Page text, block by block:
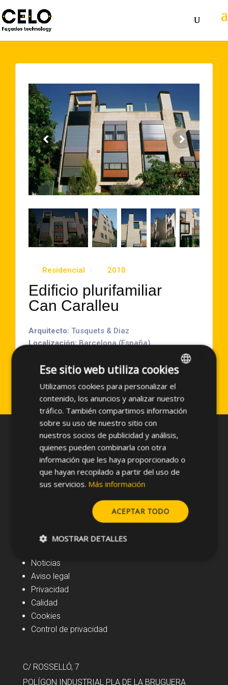
Residencial 2010
Edificio plurifamiliar
Can Caralleu
Arquitecto: Tusquets & Diaz
Localización:Barcelona (España)
Superficie aproximada: 5800 m2
Navegación
Noticias
Aviso legal
Privacidad
Calidad
Cookies
Control de privacidad
C/ ROSSELLÓ, 7
POLÍGON INDUSTRIAL PLA DE LA BRUGUERA
SPANISH
ENGLISH
Ese sitio web utiliza cookies
Utilizamos cookies para personalizar el
contenido, los anuncios y analizar nuestro
tráfico. También compartimos información
sobre su uso de nuestro sitio con
nuestros socios de publicidad y análisis,
quienes pueden combinarla con otra
información que les haya proporcionado o
que hayan recopilado a partir del uso de
sus servicios. Más información
ACEPTAR TODO
MOSTRAR DETALLES